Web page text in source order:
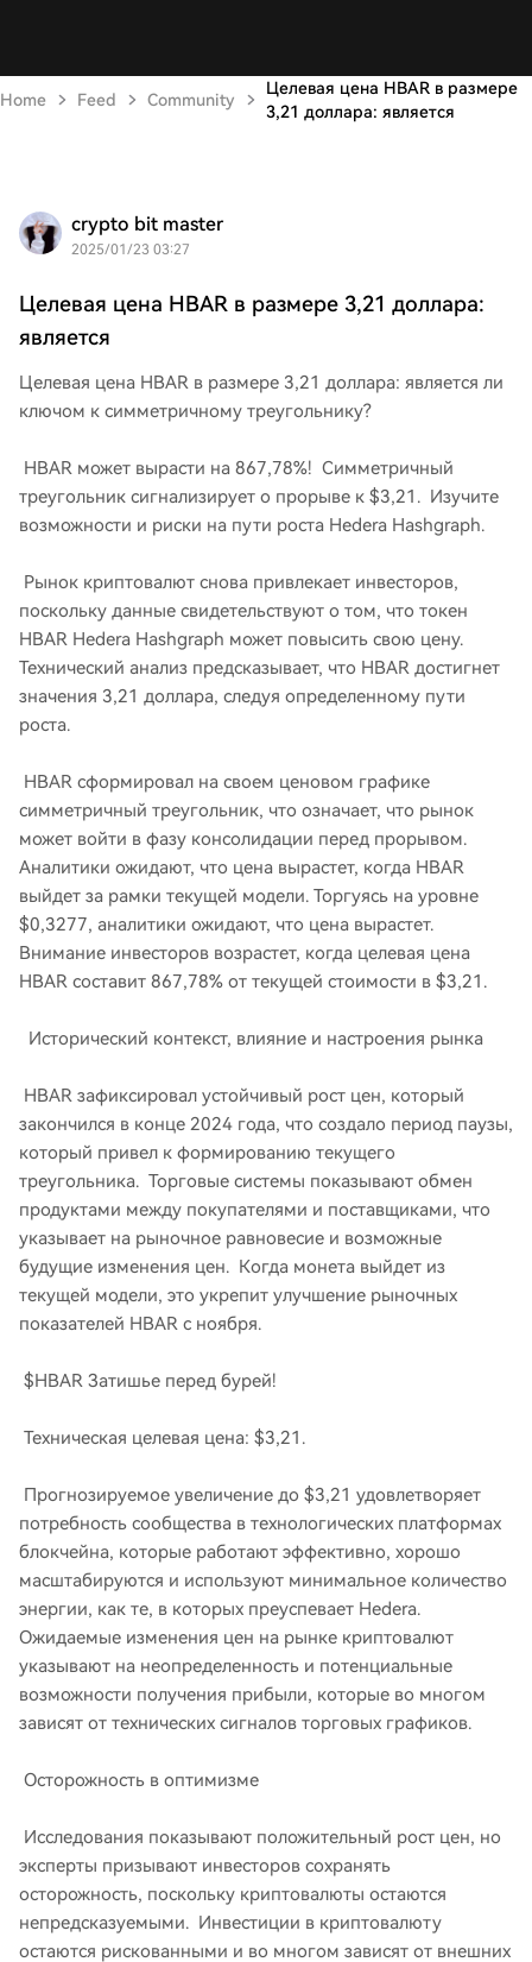
Home Feed Community
Целевая цена HBAR в размере
3,21 доллара: является
crypto bit master
2025/01/23 03:27
Целевая цена HBAR в размере 3,21 доллара:
является
Целевая цена HBAR в размере 3,21 доллара: является ли
ключом к симметричному треугольнику?
HBAR может вырасти на 867,78%! Симметричный
треугольник сигнализирует о прорыве к $3,21. Изучите
возможности и риски на пути роста Hedera Hashgraph.
Рынок криптовалют снова привлекает инвесторов,
поскольку данные свидетельствуют о том, что токен
HBAR Hedera Hashgraph может повысить свою цену.
Технический анализ предсказывает, что HBAR достигнет
значения 3,21 доллара, следуя определенному пути
роста.
HBAR сформировал на своем ценовом графике
симметричный треугольник, что означает, что рынок
может войти в фазу консолидации перед прорывом.
Аналитики ожидают, что цена вырастет, когда HBAR
выйдет за рамки текущей модели. Торгуясь на уровне
$0,3277, аналитики ожидают, что цена вырастет.
Внимание инвесторов возрастет, когда целевая цена
HBAR составит 867,78% от текущей стоимости в $3,21.
Исторический контекст, влияние и настроения рынка
HBAR зафиксировал устойчивый рост цен, который
закончился в конце 2024 года, что создало период паузы,
который привел к формированию текущего
треугольника. Торговые системы показывают обмен
продуктами между покупателями и поставщиками, что
указывает на рыночное равновесие и возможные
будущие изменения цен. Когда монета выйдет из
текущей модели, это укрепит улучшение рыночных
показателей HBAR с ноября.
$HBAR Затишье перед бурей!
Техническая целевая цена: $3,21.
Прогнозируемое увеличение до $3,21 удовлетворяет
потребность сообщества в технологических платформах
блокчейна, которые работают эффективно, хорошо
масштабируются и используют минимальное количество
энергии, как те, в которых преуспевает Hedera.
Ожидаемые изменения цен на рынке криптовалют
указывают на неопределенность и потенциальные
возможности получения прибыли, которые во многом
зависят от технических сигналов торговых графиков.
Осторожность в оптимизме
Исследования показывают положительный рост цен, но
эксперты призывают инвесторов сохранять
осторожность, поскольку криптовалюты остаются
непредсказуемыми. Инвестиции в криптовалюту
остаются рискованными и во многом зависят от внешних